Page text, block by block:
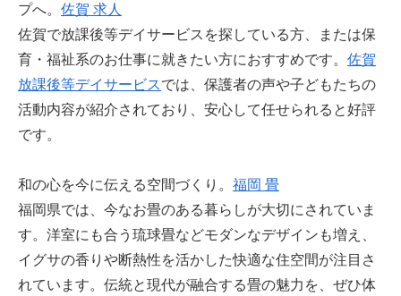
プへ。 佐賀 求人
佐賀で放課後等デイサービスを探している方、または保
育・福祉系のお仕事に就きたい方におすすめです。 佐賀
放課後等デイサービスでは、保護者の声や子どもたちの
活動内容が紹介されており、安心して任せられると好評
です。
和の心を今に伝える空間づくり。 福岡 畳
福岡県では、今なお畳のある暮らしが大切にされていま
す。洋室にも合う琉球畳などモダンなデザインも増え、
イグサの香りや断熱性を活かした快適な住空間が注目さ
れています。伝統と現代が融合する畳の魅力を、ぜひ体